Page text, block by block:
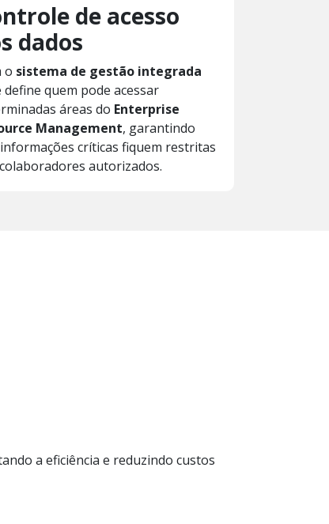
de acesso
dados
o sistema de gestão integrada
define quem pode acessar
áreas do Enterprise
Management, garantindo
críticas fiquem restritas
autorizados.
a eficiência e reduzindo custos